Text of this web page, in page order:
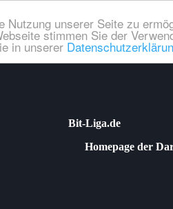
Nutzung unserer Seite zu
stimmen Sie der
in unserer
Bit-Liga.de
Homepage der